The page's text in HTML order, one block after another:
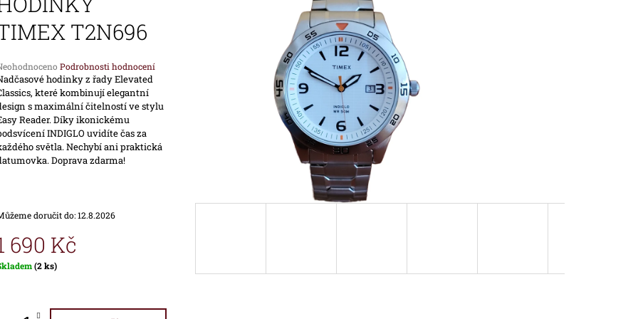
T2N696
hvězdiček.
Podrobnosti hodnocení
hodinky z řady Elevated
které kombinují elegantní
s maximální čitelností ve stylu
Reader. Díky ikonickému
INDIGLO uvidíte čas za
světla. Nechybí ani praktická
Doprava zdarma!
doručit do:12.8.2026
690 Kč
(2 ks)
1 690 Kč